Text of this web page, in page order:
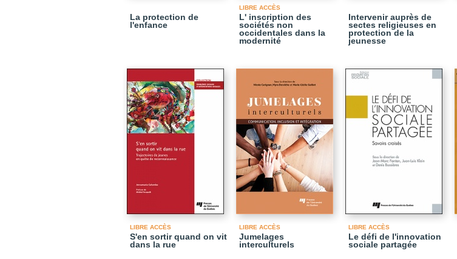
La protection de
l'enfance
LIBRE ACCÈS
L' inscription des
sociétés non
occidentales dans la
modernité
Intervenir auprès de
sectes religieuses en
protection de la
jeunesse
LIBRE ACCÈS
S'en sortir quand on vit
dans la rue
LIBRE ACCÈS
Jumelages
interculturels
LIBRE ACCÈS
Le défi de l'innovation
sociale partagée